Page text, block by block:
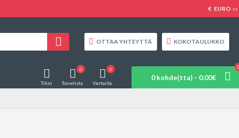
€ EURO
OTTAA YHTEYTTÄ KOKOTAULUKKO
Tilini Toivelista
0
Vertailla
0
0 kohde(tta) - 0.00€